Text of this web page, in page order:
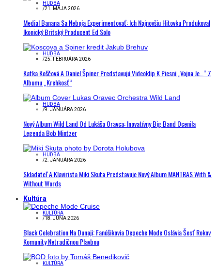
HUDBA
/21. MÁJA 2026
Medial Banana Sa Neboja Experimentovať: Ich Najnovšiu Hitovku Produkoval
Ikonický Britský Producent Ed Solo
HUDBA
/25. FEBRUÁRA 2026
Katka Koščová A Daniel Špiner Predstavujú Videoklip K Piesni „Vojna Je…“ Z
Albumu „Krehkosť“
HUDBA
/9. JANUÁRA 2026
Nový Album Wild Land Od Lukáša Oravca: Inovatívny Big Band Ocenila
Legenda Bob Mintzer
HUDBA
/2. JANUÁRA 2026
Skladateľ A Klavirista Miki Skuta Predstavuje Nový Album MANTRAS With &
Without Words
Kultúra
KULTÚRA
/18. JÚNA 2026
Black Celebration Na Dunaji: Fanúšikovia Depeche Mode Oslávia Šesť Rokov
Komunity Netradičnou Plavbou
KULTÚRA